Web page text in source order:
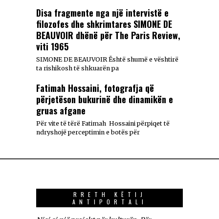
Disa fragmente nga një intervistë e
filozofes dhe shkrimtares SIMONE DE
BEAUVOIR dhënë për The Paris Review,
viti 1965
SIMONE DE BEAUVOIR Është shumë e vështirë
ta rishikosh të shkuarën pa
Fatimah Hossaini, fotografja që
përjetëson bukurinë dhe dinamikën e
gruas afgane
Për vite të tërë Fatimah Hossaini përpiqet të
ndryshojë perceptimin e botës për
RRETH KËTIJ
ANTIPORTALI